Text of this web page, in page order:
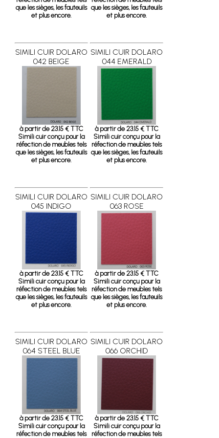
que les sièges, les fauteuils
et plus encore.
que les sièges, les fauteuils
et plus encore.
SIMILI CUIR DOLARO
042 BEIGE
à partir de 23.15 € TTC
Simili cuir conçu pour la
réfection de meubles tels
que les sièges, les fauteuils
et plus encore.
SIMILI CUIR DOLARO
044 EMERALD
à partir de 23.15 € TTC
Simili cuir conçu pour la
réfection de meubles tels
que les sièges, les fauteuils
et plus encore.
SIMILI CUIR DOLARO
045 INDIGO
à partir de 23.15 € TTC
Simili cuir conçu pour la
réfection de meubles tels
que les sièges, les fauteuils
et plus encore.
SIMILI CUIR DOLARO
063 ROSE
à partir de 23.15 € TTC
Simili cuir conçu pour la
réfection de meubles tels
que les sièges, les fauteuils
et plus encore.
SIMILI CUIR DOLARO
064 STEEL BLUE
à partir de 23.15 € TTC
Simili cuir conçu pour la
réfection de meubles tels
SIMILI CUIR DOLARO
066 ORCHID
à partir de 23.15 € TTC
Simili cuir conçu pour la
réfection de meubles tels